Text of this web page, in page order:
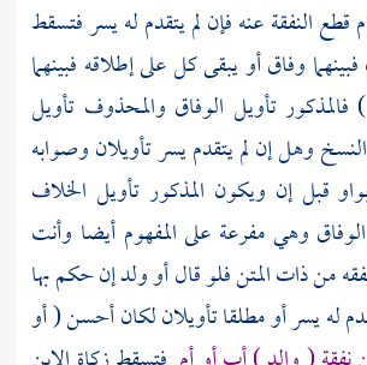
النفقة عنه فإن لم يتقدم له يسر فتسقط
فبينهما وفاق أو يبقى كل على إطلاقه فبينهما
تأويل الوفاق والمحذوف تأويل
وهل إن لم يتقدم يسر تأويلان وصوابه
قبل إن ويكون المذكور تأويل الخلاف
وهي مفرعة على المفهوم أيضا وأنت
من ذات المتن فلو قال أو ولد إن حكم بها
له يسر أو مطلقا تأويلان لكان أحسن ( أو